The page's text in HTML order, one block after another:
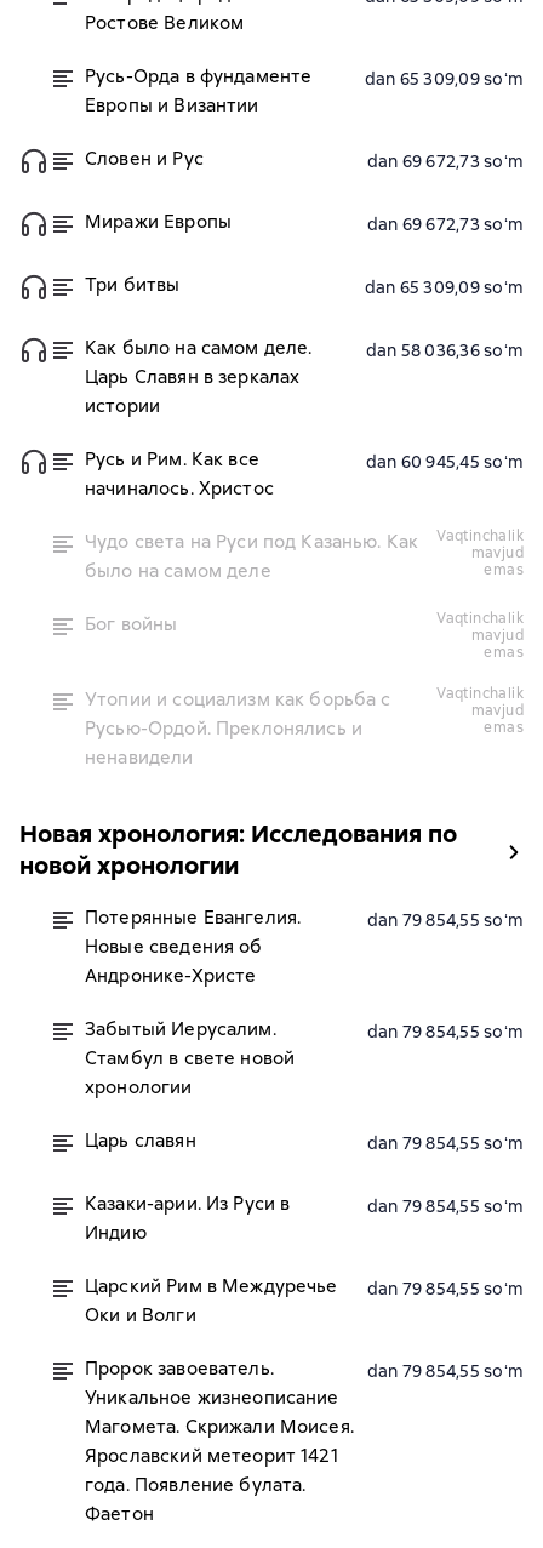
Ростове Великом
Русь-Орда в фундаменте
Европы и Византии
dan 65 309,09 soʻm
Словен и Рус dan 69 672,73 soʻm
Миражи Европы dan 69 672,73 soʻm
Три битвы dan 65 309,09 soʻm
Как было на самом деле.
Царь Славян в зеркалах
истории
dan 58 036,36 soʻm
Русь и Рим. Как все
начиналось. Христос
dan 60 945,45 soʻm
Чудо света на Руси под Казанью. Как
было на самом деле
vaqtinchalik
mavjud
emas
Бог войны
vaqtinchalik
mavjud
emas
Утопии и социализм как борьба с
Русью-Ордой. Преклонялись и
ненавидели
vaqtinchalik
mavjud
emas
Новая хронология: Исследования по
новой хронологии
Потерянные Евангелия.
Новые сведения об
Андронике-Христе
dan 79 854,55 soʻm
Забытый Иерусалим.
Стамбул в свете новой
хронологии
dan 79 854,55 soʻm
Царь славян dan 79 854,55 soʻm
Казаки-арии. Из Руси в
Индию
dan 79 854,55 soʻm
Царский Рим в Междуречье
Оки и Волги
dan 79 854,55 soʻm
Пророк завоеватель.
Уникальное жизнеописание
Магомета. Скрижали Моисея.
Ярославский метеорит 1421
года. Появление булата.
Фаетон
dan 79 854,55 soʻm